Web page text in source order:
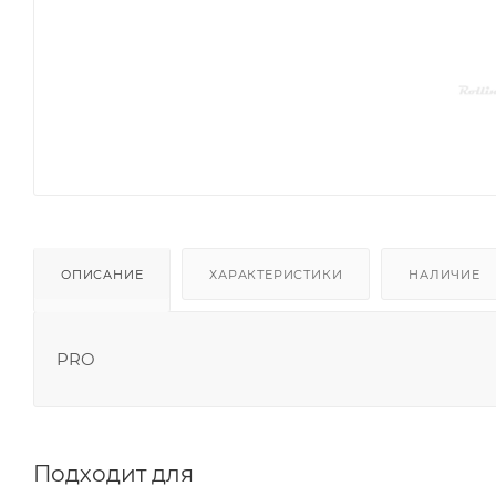
ОПИСАНИЕ ХАРАКТЕРИСТИКИ НАЛИЧИЕ
PRO
Подходит для